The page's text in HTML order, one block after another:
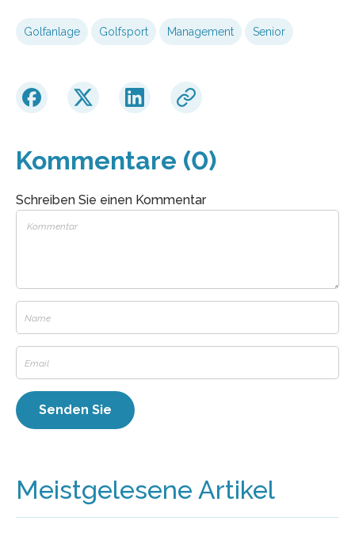
Golfanlage Golfsport Management Senior
Kommentare (0)
Schreiben Sie einen Kommentar
Meistgelesene Artikel